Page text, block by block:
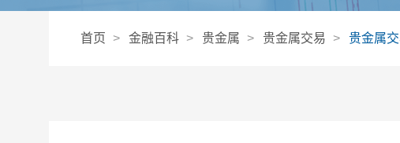
首页 金融百科 贵金属 贵金属交易 贵金属